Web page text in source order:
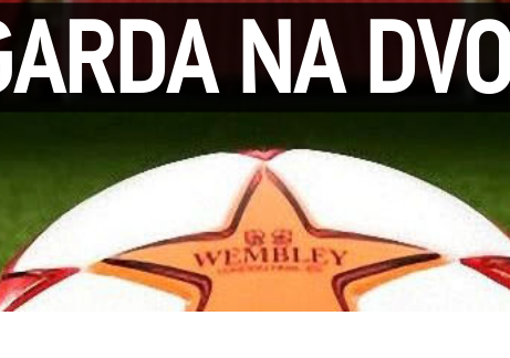
NA